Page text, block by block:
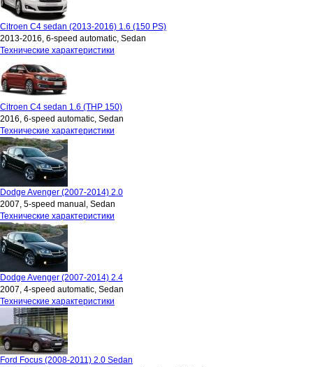
Citroen C4 sedan (2013-2016) 1.6 (150 PS)
2013-2016, 6-speed automatic, Sedan
Технические характеристики
Citroen C4 sedan 1.6 (THP 150)
2016, 6-speed automatic, Sedan
Технические характеристики
Dodge Avenger (2007-2014) 2.0
2007, 5-speed manual, Sedan
Технические характеристики
Dodge Avenger (2007-2014) 2.4
2007, 4-speed automatic, Sedan
Технические характеристики
Ford Focus (2008-2011) 2.0 Sedan